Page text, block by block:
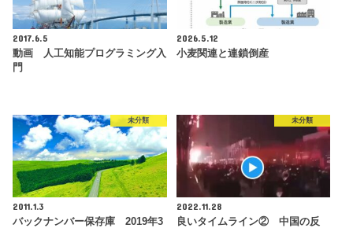
2017.6.5
動画 人工知能プログラミング入
門
2026.5.12
小麦関連と連鎖倒産
未分類
2011.1.3
バックナンバー保存庫 2019年3
未分類
2022.11.28
良いタイムライン② 中国の反